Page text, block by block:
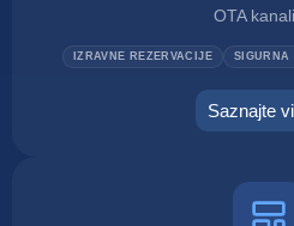
OTA
IZRAVNE REZERVACIJE SIGURNA
Saznajte